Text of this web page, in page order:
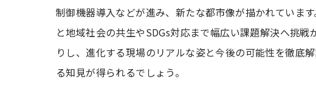
制御機器導入などが進み、新たな都市像が描かれていま
と地域社会の共生やSDGs対応まで幅広い課題解決へ挑
りし、進化する現場のリアルな姿と今後の可能性を徹底
る知見が得られるでしょう。